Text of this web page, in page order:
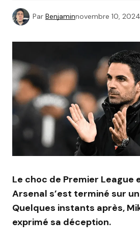
Par Benjaminnovembre 10, 2024
Le choc de Premier League
Arsenal s’est terminé sur
Quelques instants après,
exprimé sa déception.